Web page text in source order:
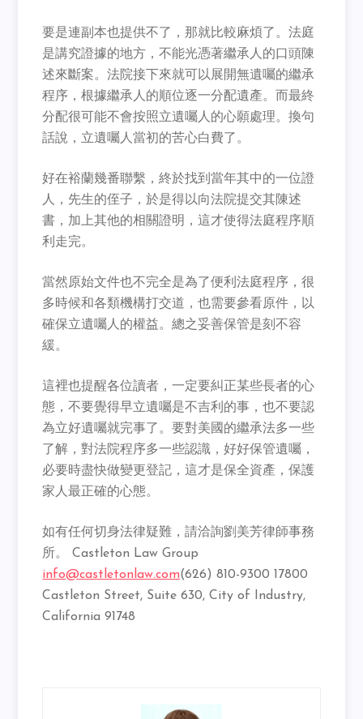
要是連副本也提供不了，那就比較麻煩了。法庭
是講究證據的地方，不能光憑著繼承人的口頭陳
述來斷案。法院接下來就可以展開無遺囑的繼承
程序，根據繼承人的順位逐一分配遺產。而最終
分配很可能不會按照立遺囑人的心願處理。換句
話說，立遺囑人當初的苦心白費了。
好在裕蘭幾番聯繫，終於找到當年其中的一位證
人，先生的侄子，於是得以向法院提交其陳述
書，加上其他的相關證明，這才使得法庭程序順
利走完。
當然原始文件也不完全是為了便利法庭程序，很
多時候和各類機構打交道，也需要參看原件，以
確保立遺囑人的權益。總之妥善保管是刻不容
緩。
這裡也提醒各位讀者，一定要糾正某些長者的心
態，不要覺得早立遺囑是不吉利的事，也不要認
為立好遺囑就完事了。要對美國的繼承法多一些
了解，對法院程序多一些認識，好好保管遺囑，
必要時盡快做變更登記，這才是保全資產，保護
家人最正確的心態。
如有任何切身法律疑難，請洽詢劉美芳律師事務
所。 Castleton Law Group
info@castletonlaw.com(626) 810-9300 17800
Castleton Street, Suite 630, City of Industry,
California 91748